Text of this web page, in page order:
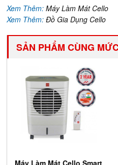
Xem Thêm:Máy Làm Mát Cello
Xem Thêm:Đồ Gia Dụng Cello
SẢN PHẨM CÙNG
Máy Làm Mát Cello Smart